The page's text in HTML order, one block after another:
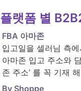
플랫폼 별
입고일을 셀러님 측
아마존 입고 주소와
존 주소’ 를 꼭 기재
By Shoppe